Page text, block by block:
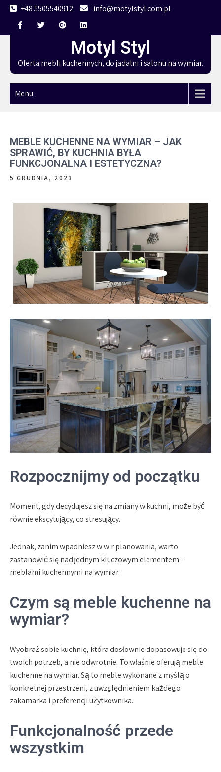
Skip
content
+48 5505540912 info@motylstyl.com.pl
Motyl Styl
Oferta mebli kuchennych, do jadalni i salonu na wymiar.
Menu
MEBLE KUCHENNE NA WYMIAR – JAK
SPRAWIĆ, BY KUCHNIA BYŁA
FUNKCJONALNA I ESTETYCZNA?
5 GRUDNIA, 2023
Rozpocznijmy od początku
Moment, gdy decydujesz się na zmiany w kuchni, może być
równie ekscytujący, co stresujący.
Jednak, zanim wpadniesz w wir planowania, warto
zastanowić się nad jednym kluczowym elementem –
meblami kuchennymi na wymiar.
Czym są meble kuchenne na
wymiar?
Wyobraź sobie kuchnię, która dosłownie dopasowuje się do
twoich potrzeb, a nie odwrotnie. To właśnie oferują meble
kuchenne na wymiar. Są to meble wykonane z myślą o
konkretnej przestrzeni, z uwzględnieniem każdego
zakamarka i preferencji użytkownika.
Funkcjonalność przede
wszystkim